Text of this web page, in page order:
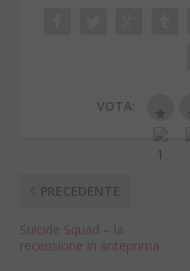
VOTA:
PRECEDENTE
Suicide Squad – la
recensione in anteprima